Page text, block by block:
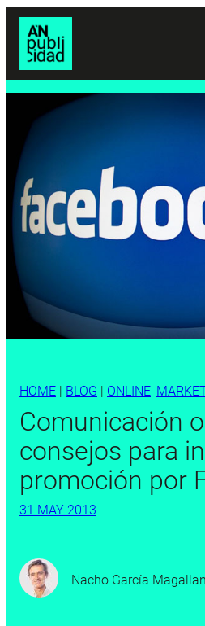
HOME BLOG ONLINE
Comunicación
consejos para
promoción por
31 MAY 2013
Nacho García